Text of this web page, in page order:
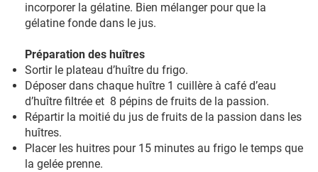
incorporer la gélatine. Bien mélanger pour que la
gélatine fonde dans le jus.
Préparation des huîtres
Sortir le plateau d’huître du frigo.
Déposer dans chaque huître 1 cuillère à café d’eau
d’huître filtrée et 8 pépins de fruits de la passion.
Répartir la moitié du jus de fruits de la passion dans les
huîtres.
Placer les huitres pour 15 minutes au frigo le temps que
la gelée prenne.